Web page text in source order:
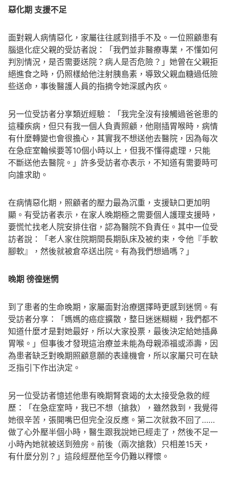
惡化期 支援不足
面對親人病情惡化，家屬往往感到措手不及。一位照顧患有
腦退化症父親的受訪者說：「我們並非醫療專業，不懂如何
判別情況，是否需要送院？病人是否危險？」她曾在父親拒
絕進食之時，仍照樣給他注射胰島素，導致父親血糖過低險
些送命，事後醫護人員的指摘令她深感內疚。
另一位受訪者分享類近經驗：「我完全沒有接觸過爸爸患的
這種疾病，但只有我一個人負責照顧，他剛插胃喉時，病情
有什麼轉變也會很擔心，其實我不想送他去醫院，因為每次
在急症室輪候要等10個小時以上，但我不懂得處理，只能
不斷送他去醫院。」許多受訪者亦表示，不知道有需要時可
向誰求助。
在病情惡化期，照顧者的壓力最為沉重，支援缺口更加明
顯。有受訪者表示，在家人晚期極之需要個人護理支援時，
要慌忙找老人院安排住宿，認為醫院不負責任。其中一位受
訪者說：「老人家住院期間長期臥床及被約束，令他『手軟
腳軟』，然後就被倉卒送出院。有為我們想過嗎？」
晚期 徬徨迷惘
到了患者的生命晚期，家屬面對治療選擇時更感到迷惘。有
受訪者分享：「媽媽的癌症擴散，整日迷迷糊糊，我們都不
知道什麼才是對她最好，所以大家投票，最後決定給她插鼻
胃喉。」但事後才發現這治療並未能為母親添福或添壽，因
為患者缺乏對晚期照顧意願的表達機會，所以家屬只可在缺
乏指引下作出決定。
另一位受訪者憶述他患有晚期腎衰竭的太太接受急救的經
歷：「在急症室時，我已不想（搶救），雖然救到，我覺得
她很辛苦，張開嘴巴但完全沒反應。第二次就救不回了……
做了心外壓半個小時，醫生跟我說她已經走了，然後不足一
小時內她就被送到殮房。前後（兩次搶救）只相差15天，
有什麼分別？」這段經歷他至今仍難以釋懷。